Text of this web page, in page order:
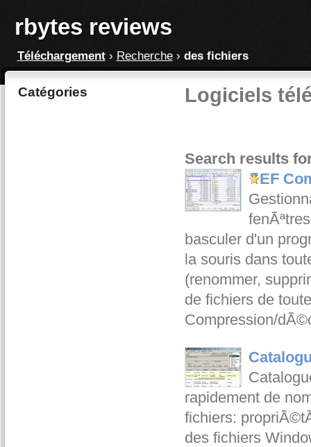
rbytes reviews
Téléchargement› Recherche› des fichiers
Catégories Logiciels
Search results
EF
basculer d'un
la souris dans
(renommer,
de fichiers de
Compression/
rapidement de
fichiers:
des fichiers